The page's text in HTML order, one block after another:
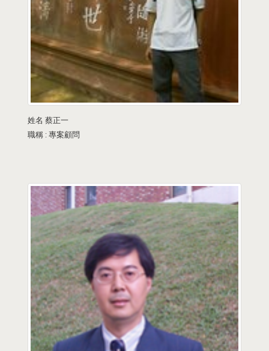
姓名 蔡正一
職稱 : 專案顧問